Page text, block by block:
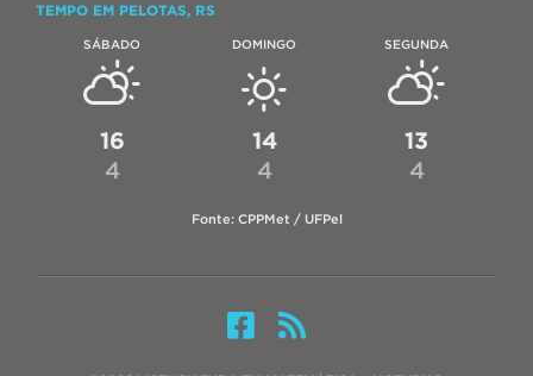
TEMPO EM PELOTAS, RS
SÁBADO
16
4
DOMINGO
14
4
SEGUNDA
13
4
Fonte: CPPMet / UFPel